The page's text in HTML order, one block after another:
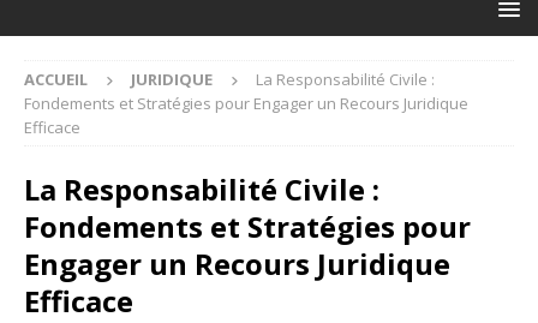
ACCUEIL JURIDIQUE
La Responsabilité Civile :
Fondements et Stratégies pour Engager un Recours Juridique
Efficace
La Responsabilité Civile :
Fondements et Stratégies pour
Engager un Recours Juridique
Efficace